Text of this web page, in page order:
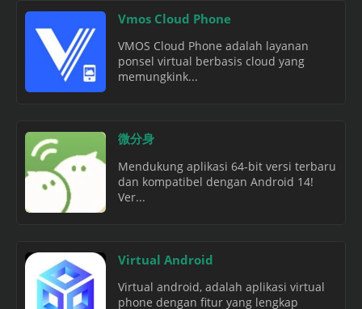
Vmos Cloud Phone
VMOS Cloud Phone adalah layanan
ponsel virtual berbasis cloud yang
memungkink...
微分身
Mendukung aplikasi 64-bit versi terbaru
dan kompatibel dengan Android 14!
Ver...
Virtual Android
Virtual android, adalah aplikasi virtual
phone dengan fitur yang lengkap